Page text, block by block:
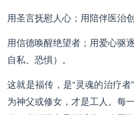
用圣言抚慰人心；用陪伴医治
用信德唤醒绝望者；用爱心驱
自私、恐惧）。
这就是福传，是“灵魂的治疗
为神父或修女，才是工人。每